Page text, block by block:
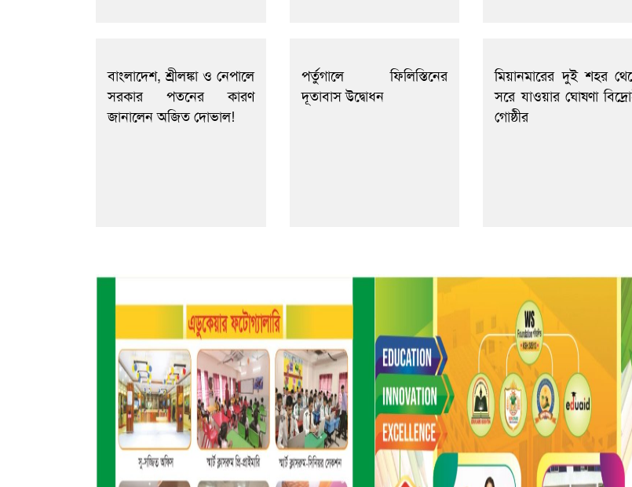
বাংলাদেশ, শ্রীলঙ্কা ও নেপালে
সরকার পতনের কারণ
জানালেন অজিত দোভাল!
পর্তুগালে ফিলিস্তিনের
দূতাবাস উদ্বোধন
মিয়ানমারের দুই শহর
সরে যাওয়ার ঘোষণা
গোষ্ঠীর